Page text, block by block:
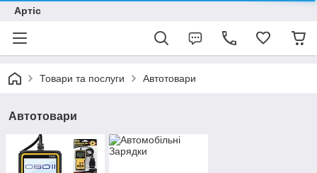
Артіс
Товари та послуги Автотовари
Автотовари